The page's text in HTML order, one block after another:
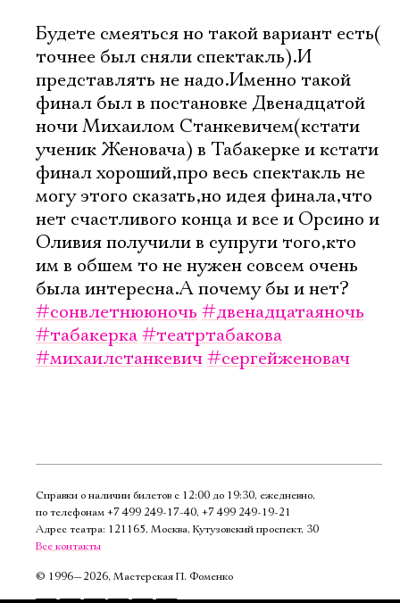
Будете смеяться но такой вариант есть(
точнее был сняли спектакль).И
представлять не надо.Именно такой
финал был в постановке Двенадцатой
ночи Михаилом Станкевичем(кстати
ученик Женовача) в Табакерке и кстати
финал хороший,про весь спектакль не
могу этого сказать,но идея финала,что
нет счастливого конца и все и Орсино и
Оливия получили в супруги того,кто
им в обшем то не нужен совсем очень
была интересна.А почему бы и нет?
#сонвлетнююночь #двенадцатаяночь
#табакерка#театртабакова
#михаилстанкевич#сергейженовач
Справки о наличии билетов с 12:00 до 19:30, ежедневно,
по телефонам +7 499 249‑17‑40, +7 499 249‑19‑21
Адрес театра: 121165, Москва, Кутузовский проспект, 30
Все контакты
© 1996—2026, Мастерская П. Фоменко